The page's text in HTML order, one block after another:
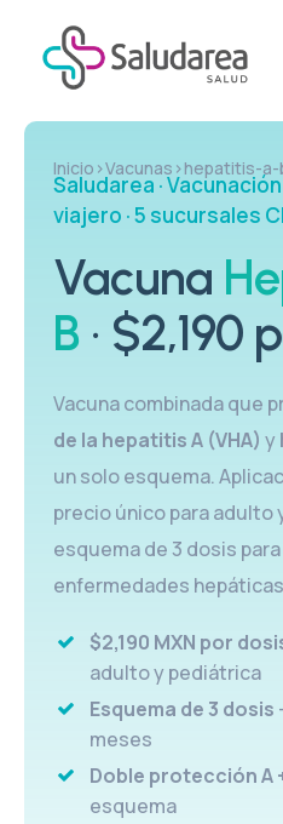
ETS & ITS
Clínica de ETS
ITS: Pruebas
Virus del papiloma VPH
VPH: Tratamiento
Vacuna VPH
PCR VPH en Hombres
Promociones
Paquetes Específicos
Paquetes Salud Sexual
Paquetes de Pruebas
VPH & PCR
Vacunación
Esquema de Vacunación
Centro de Vacunación
Inicio ›Vacunas ›hepatitis-a-
Saludarea ·
viajero · 5 sucursales
Vacuna
B · $2,190
Vacuna combinada que
de la hepatitis A (VHA) y
un solo esquema.
precio único para adulto
esquema de 3 dosis
enfermedades
$2,190 MXN por
adulto y pediátrica
Esquema de 3 dosis
meses
Doble protección A
esquema